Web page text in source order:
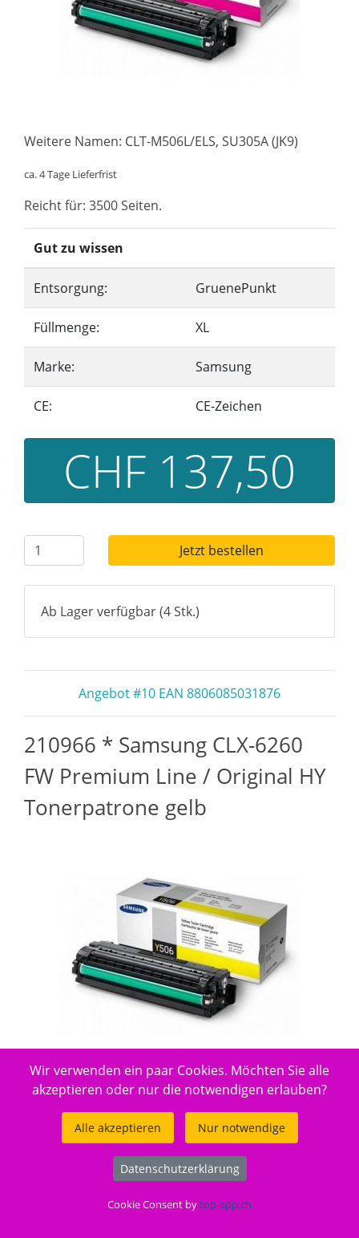
Weitere Namen: CLT-M506L/ELS, SU305A (JK9)
ca. 4 Tage Lieferfrist
Reicht für: 3500 Seiten.
Gut zu wissen
Entsorgung: GruenePunkt
Füllmenge: XL
Marke: Samsung
CE: CE-Zeichen
CHF 137,50
Jetzt bestellen
Ab Lager verfügbar (4 Stk.)
Angebot #10 EAN 8806085031876
210966 * Samsung CLX-6260
FW Premium Line / Original HY
Tonerpatrone gelb
Hersteller-ID: CLT-Y506L/ELS, SU515A (KL10)
ca. 4 Tage Lieferfrist
Reicht für: 3500 Seiten.
Gut zu wissen
Wir verwenden ein paar Cookies. Möchten Sie alle
akzeptieren oder nur die notwendigen erlauben?
Alle akzeptieren Nur notwendige
Datenschutzerklärung
Cookie Consent bytop-app.ch